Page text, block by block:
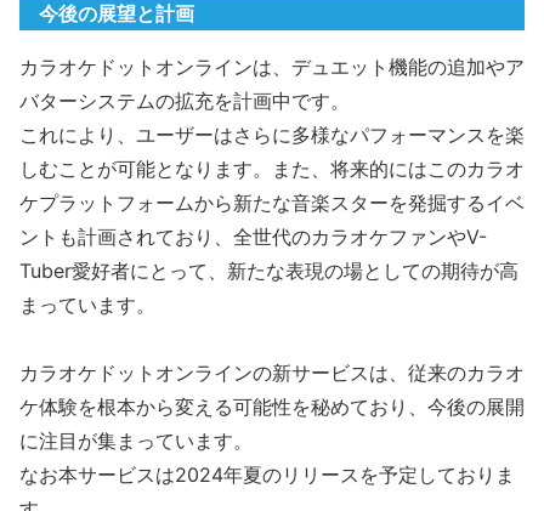
今後の展望と計画
カラオケドットオンラインは、デュエット機能の追加やア
バターシステムの拡充を計画中です。
これにより、ユーザーはさらに多様なパフォーマンスを楽
しむことが可能となります。また、将来的にはこのカラオ
ケプラットフォームから新たな音楽スターを発掘するイベ
ントも計画されており、全世代のカラオケファンやV-
Tuber愛好者にとって、新たな表現の場としての期待が高
まっています。
カラオケドットオンラインの新サービスは、従来のカラオ
ケ体験を根本から変える可能性を秘めており、今後の展開
に注目が集まっています。
なお本サービスは2024年夏のリリースを予定しておりま